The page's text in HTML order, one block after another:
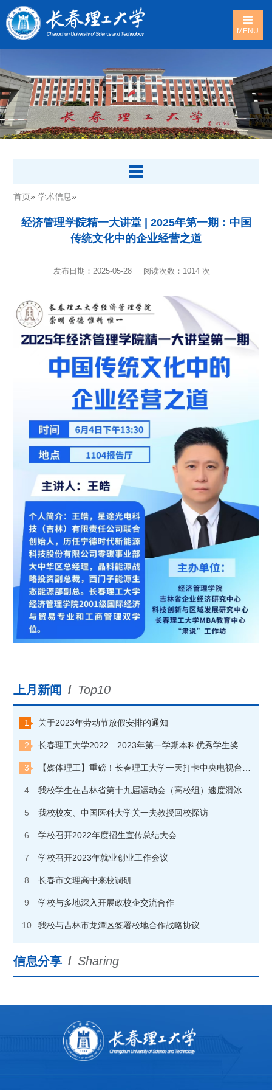
MENU
首页»学术信息»
经济管理学院精一大讲堂 | 2025年第一期：中国
传统文化中的企业经营之道
发布日期：2025-05-28 阅读次数： 1014 次
上月新闻 / Top10
1 关于2023年劳动节放假安排的通知
2 长春理工大学2022—2023年第一学期本科优秀学生奖学金获奖学生名单公示
3 【媒体理工】重磅！长春理工大学一天打卡中央电视台“朝闻天下”和“焦点访谈”两个栏目
4 我校学生在吉林省第十九届运动会（高校组）速度滑冰比赛中夺金
5 我校校友、中国医科大学关一夫教授回校探访
6 学校召开2022年度招生宣传总结大会
7 学校召开2023年就业创业工作会议
8 长春市文理高中来校调研
9 学校与多地深入开展政校企交流合作
10 我校与吉林市龙潭区签署校地合作战略协议
信息分享 / Sharing